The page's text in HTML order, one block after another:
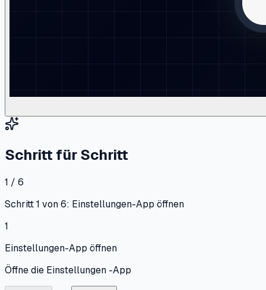
Schritt für Schritt
1 / 6
Schritt 1 von 6: Einstellungen-App öffnen
1
Einstellungen-App öffnen
Öffne die Einstellungen -App